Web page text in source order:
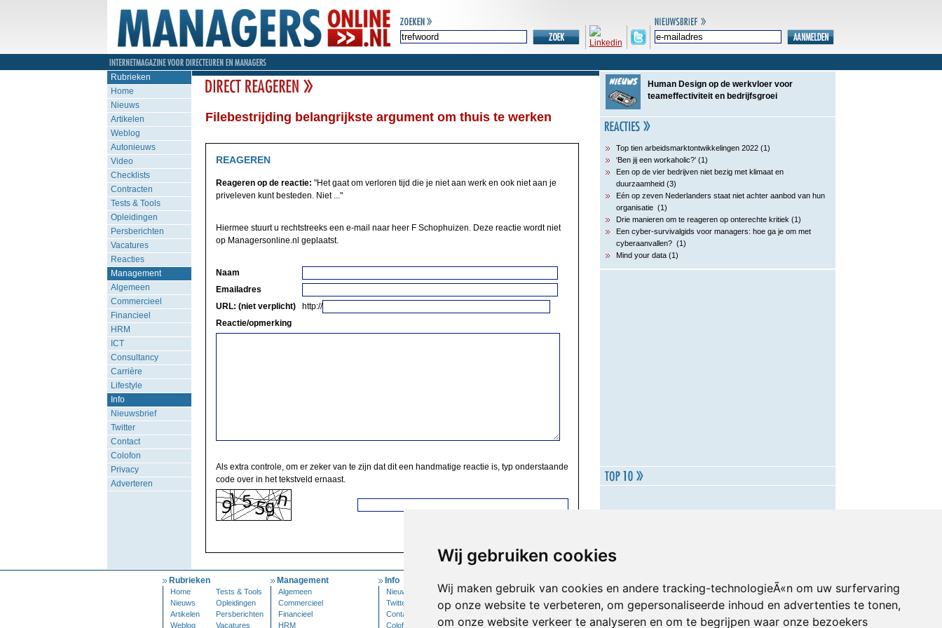
Wij gebruiken cookies
Wij maken gebruik van cookies en andere tracking-technologieÃ«n om uw surfervaring
op onze website te verbeteren, om gepersonaliseerde inhoud en advertenties te tonen,
om onze website verkeer te analyseren en om te begrijpen waar onze bezoekers
Rubrieken
Home
Nieuws
Artikelen
Weblog
Autonieuws
Video
Checklists
Contracten
Tests & Tools
Opleidingen
Persberichten
Vacatures
Reacties
Management
Algemeen
Commercieel
Financieel
HRM
ICT
Consultancy
Carrière
Lifestyle
Info
Nieuwsbrief
Twitter
Contact
Colofon
Privacy
Adverteren
Filebestrijding belangrijkste argument om thuis te werken
REAGEREN
Reageren op de reactie: "Het gaat om verloren tijd die je niet aan werk en ook niet aan je
priveleven kunt besteden. Niet ..."
Hiermee stuurt u rechtstreeks een e-mail naar heer F Schophuizen. Deze reactie wordt niet
op Managersonline.nl geplaatst.
Naam
Emailadres
URL: (niet verplicht)
http://
Reactie/opmerking
Als extra controle, om er zeker van te zijn dat dit een handmatige reactie is, typ onderstaande
code over in het tekstveld ernaast.
Human Design op de werkvloer voor
teameffectiviteit en bedrijfsgroei
Top tien arbeidsmarktontwikkelingen 2022 (1)
‘Ben jij een workaholic?’ (1)
Een op de vier bedrijven niet bezig met klimaat en
duurzaamheid (3)
Eén op zeven Nederlanders staat niet achter aanbod van hun
organisatie (1)
Drie manieren om te reageren op onterechte kritiek (1)
Een cyber-survivalgids voor managers: hoe ga je om met
cyberaanvallen? (1)
Mind your data (1)
Rubrieken
Home
Tests & Tools
Nieuws
Opleidingen
Artikelen
Persberichten
Weblog
Vacatures
Management
Algemeen
Commercieel
Financieel
HRM
Info
Nieuwsbrief
Twitter
Contact
Colofon
Inloggen